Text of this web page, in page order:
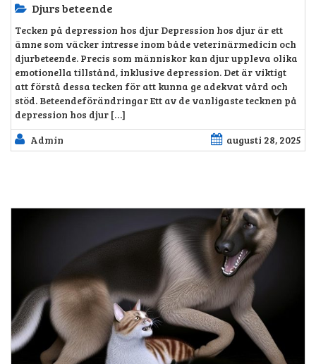
Djurs beteende
Tecken på depression hos djur Depression hos djur är ett
ämne som väcker intresse inom både veterinärmedicin och
djurbeteende. Precis som människor kan djur uppleva olika
emotionella tillstånd, inklusive depression. Det är viktigt
att förstå dessa tecken för att kunna ge adekvat vård och
stöd. Beteendeförändringar Ett av de vanligaste tecknen på
depression hos djur […]
Admin
augusti 28, 2025